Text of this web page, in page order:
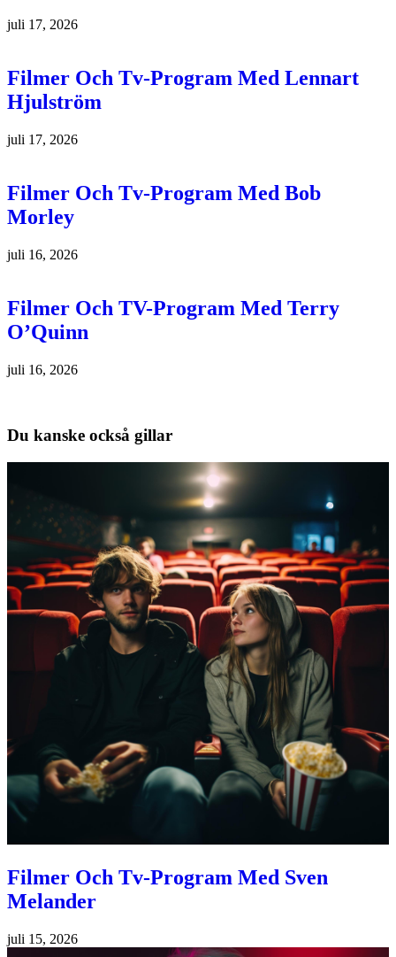
juli 17, 2026
Filmer Och Tv-Program Med Lennart
Hjulström
juli 17, 2026
Filmer Och Tv-Program Med Bob
Morley
juli 16, 2026
Filmer Och TV-Program Med Terry
O’Quinn
juli 16, 2026
Du kanske också gillar
Filmer Och Tv-Program Med Sven
Melander
juli 15, 2026